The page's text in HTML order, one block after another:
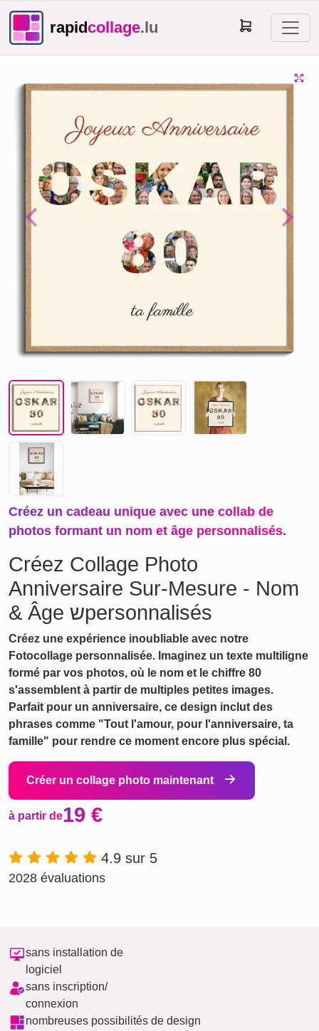
rapidcollage.lu
Previous Next
Créez un cadeau unique avec une collab de
photos formant un nom et âge personnalisés.
Créez Collage Photo
Anniversaire Sur-Mesure - Nom
& Âge שpersonnalisés
Créez une expérience inoubliable avec notre
Fotocollage personnalisée. Imaginez un texte multiligne
formé par vos photos, où le nom et le chiffre 80
s'assemblent à partir de multiples petites images.
Parfait pour un anniversaire, ce design inclut des
phrases comme "Tout l'amour, pour l'anniversaire, ta
famille" pour rendre ce moment encore plus spécial.
Créer un collage photo maintenant
à partir de19 €
4.9 sur 5
2028 évaluations
sans installation de
logiciel
sans inscription/
connexion
nombreuses possibilités de design